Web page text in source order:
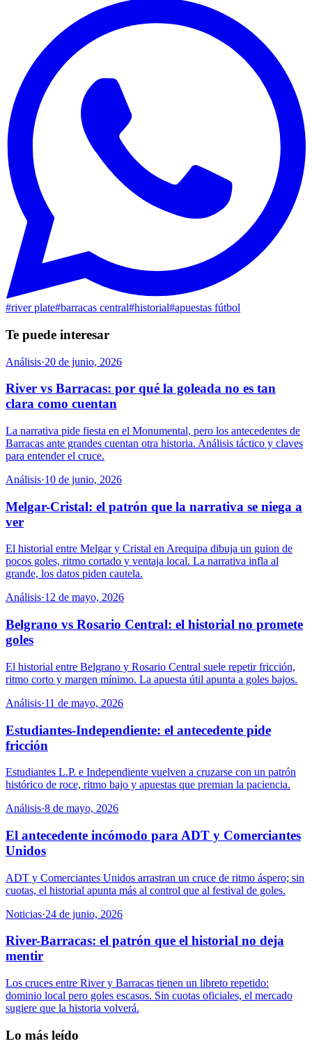
#river plate#barracas central#historial#apuestas fútbol
Te puede interesar
Análisis·20 de junio, 2026
River vs Barracas: por qué la goleada no es tan
clara como cuentan
La narrativa pide fiesta en el Monumental, pero los antecedentes de
Barracas ante grandes cuentan otra historia. Análisis táctico y claves
para entender el cruce.
Análisis·10 de junio, 2026
Melgar-Cristal: el patrón que la narrativa se niega a
ver
El historial entre Melgar y Cristal en Arequipa dibuja un guion de
pocos goles, ritmo cortado y ventaja local. La narrativa infla al
grande, los datos piden cautela.
Análisis·12 de mayo, 2026
Belgrano vs Rosario Central: el historial no promete
goles
El historial entre Belgrano y Rosario Central suele repetir fricción,
ritmo corto y margen mínimo. La apuesta útil apunta a goles bajos.
Análisis·11 de mayo, 2026
Estudiantes-Independiente: el antecedente pide
fricción
Estudiantes L.P. e Independiente vuelven a cruzarse con un patrón
histórico de roce, ritmo bajo y apuestas que premian la paciencia.
Análisis·8 de mayo, 2026
El antecedente incómodo para ADT y Comerciantes
Unidos
ADT y Comerciantes Unidos arrastran un cruce de ritmo áspero; sin
cuotas, el historial apunta más al control que al festival de goles.
Noticias·24 de junio, 2026
River-Barracas: el patrón que el historial no deja
mentir
Los cruces entre River y Barracas tienen un libreto repetido:
dominio local pero goles escasos. Sin cuotas oficiales, el mercado
sugiere que la historia volverá.
Lo más leído